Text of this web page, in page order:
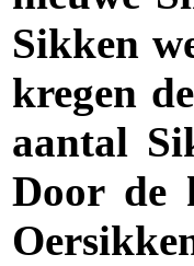
Sikken
kregen
aantal
Door de